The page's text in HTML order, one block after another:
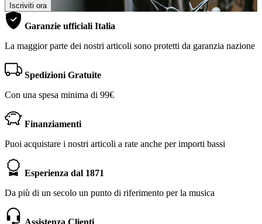
Iscriviti ora
Garanzie ufficiali Italia
La maggior parte dei nostri articoli sono protetti da garanzia nazione
Spedizioni Gratuite
Con una spesa minima di 99€
Finanziamenti
Puoi acquistare i nostri articoli a rate anche per importi bassi
Esperienza dal 1871
Da più di un secolo un punto di riferimento per la musica